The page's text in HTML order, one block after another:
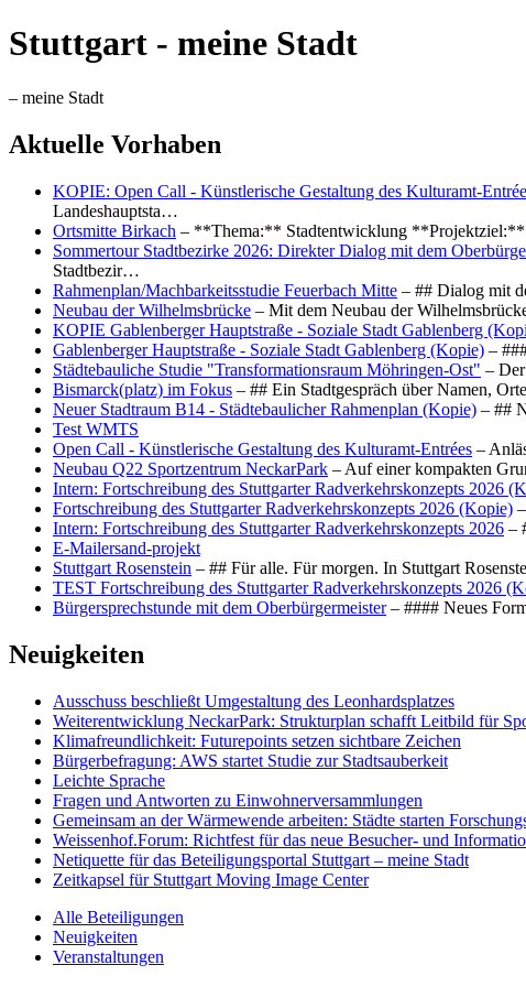
Stuttgart - meine Stadt
– meine Stadt
Aktuelle Vorhaben
KOPIE: Open Call - Künstlerische Gestaltung des Kulturamt-
Landeshauptsta…
Ortsmitte Birkach – **Thema:** Stadtentwicklung
Sommertour Stadtbezirke 2026: Direkter Dialog mit dem
Stadtbezir…
Rahmenplan/Machbarkeitsstudie Feuerbach Mitte – ## Dialog mit
Neubau der Wilhelmsbrücke – Mit dem Neubau der
KOPIE Gablenberger Hauptstraße - Soziale Stadt Gablenberg
Gablenberger Hauptstraße - Soziale Stadt Gablenberg (Kopie) –
Städtebauliche Studie "Transformationsraum Möhringen-Ost" –
Bismarck(platz) im Fokus – ## Ein Stadtgespräch über Namen,
Neuer Stadtraum B14 - Städtebaulicher Rahmenplan (Kopie) – ##
Test WMTS
Open Call - Künstlerische Gestaltung des Kulturamt-Entrées –
Neubau Q22 Sportzentrum NeckarPark – Auf einer kompakten
Intern: Fortschreibung des Stuttgarter Radverkehrskonzepts 2026
Fortschreibung des Stuttgarter Radverkehrskonzepts 2026 (Kopie)
Intern: Fortschreibung des Stuttgarter Radverkehrskonzepts 2026 –
E-Mailersand-projekt
Stuttgart Rosenstein – ## Für alle. Für morgen. In Stuttgart
TEST Fortschreibung des Stuttgarter Radverkehrskonzepts 2026
Bürgersprechstunde mit dem Oberbürgermeister– #### Neues
Neuigkeiten
Ausschuss beschließt Umgestaltung des Leonhards­platzes
Weiterentwicklung NeckarPark: Strukturplan schafft Leitbild für
Klimafreundlichkeit: Futurepoints setzen sichtbare Zeichen
Bürgerbefragung: AWS startet Studie zur Stadtsauberkeit
Leichte Sprache
Fragen und Antworten zu Einwohnerversammlungen
Gemeinsam an der Wärmewende arbeiten: Städte starten
Weissenhof.Forum: Richtfest für das neue Besucher- und
Netiquette für das Beteiligungsportal Stuttgart – meine Stadt
Zeitkapsel für Stuttgart Moving Image Center
Alle Beteiligungen
Neuigkeiten
Veranstaltungen